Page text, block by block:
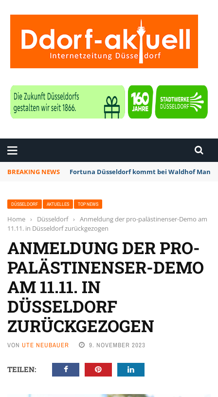
BREAKING NEWS Fortuna Düsseldorf kommt bei Waldhof
DÜSSELDORF AKTUELLES TOP NEWS
Home › Düsseldorf › Anmeldung der pro-palästinenser-Demo am
11.11. in Düsseldorf zurückgezogen
ANMELDUNG DER PRO-
PALÄSTINENSER-DEMO
AM 11.11. IN
DÜSSELDORF
ZURÜCKGEZOGEN
VON UTE NEUBAUER 9. NOVEMBER 2023
TEILEN: